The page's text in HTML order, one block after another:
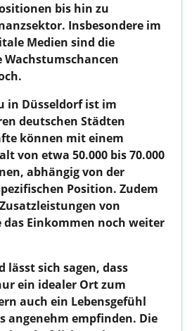
bis hin zu
Insbesondere im
Medien sind die
Wachstumschancen
in Düsseldorf ist im
deutschen Städten
können mit einem
von etwa 50.000 bis 70.000
abhängig von der
Position. Zudem
von
Einkommen noch weiter
lässt sich sagen, dass
ein idealer Ort zum
auch ein Lebensgefühl
angenehm empfinden. Die